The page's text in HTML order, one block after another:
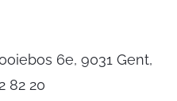
6e, 9031 Gent,
82 20